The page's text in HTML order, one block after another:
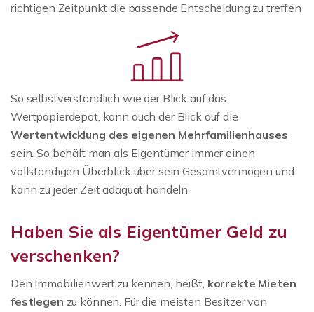
richtigen Zeitpunkt die passende Entscheidung zu treffen
So selbstverständlich wie der Blick auf das
Wertpapierdepot, kann auch der Blick auf die
Wertentwicklung des eigenen Mehrfamilienhauses
sein. So behält man als Eigentümer immer einen
vollständigen Überblick über sein Gesamtvermögen und
kann zu jeder Zeit adäquat handeln.
Haben Sie als Eigentümer Geld zu
verschenken?
Den Immobilienwert zu kennen, heißt, korrekte Mieten
festlegen zu können. Für die meisten Besitzer von